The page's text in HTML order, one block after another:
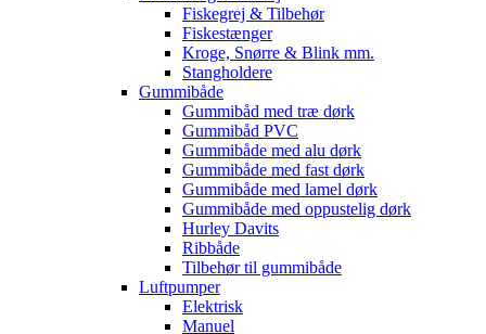
Fiskegrej & Tilbehør
Fiskestænger
Kroge, Snørre & Blink mm.
Stangholdere
Gummibåde
Gummibåd med træ dørk
Gummibåd PVC
Gummibåde med alu dørk
Gummibåde med fast dørk
Gummibåde med lamel dørk
Gummibåde med oppustelig dørk
Hurley Davits
Ribbåde
Tilbehør til gummibåde
Luftpumper
Elektrisk
Manuel